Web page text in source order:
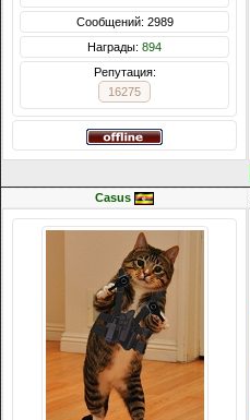
Сообщений: 2989
Награды: 894
Репутация:
16275
Casus